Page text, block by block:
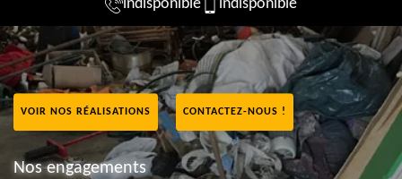
indisponible indisponible
VOIR NOS RÉALISATIONS CONTACTEZ-NOUS !
Nos engagements